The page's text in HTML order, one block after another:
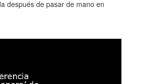
después de pasar de mano en